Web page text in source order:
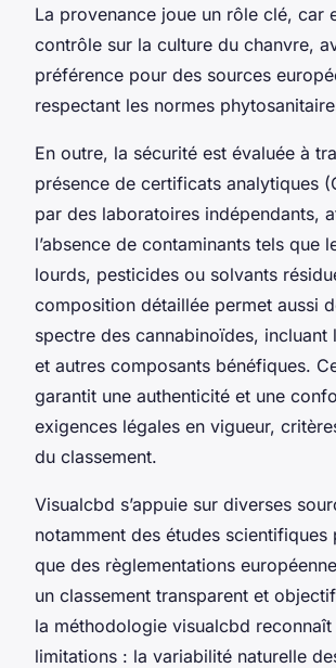
La provenance joue un rôle clé, car
contrôle sur la culture du chanvre,
préférence pour des sources
respectant les normes
En outre, la sécurité est évaluée à
présence de certificats analytiques
par des laboratoires indépendants,
l’absence de contaminants tels que
lourds, pesticides ou solvants
composition détaillée permet aussi
spectre des cannabinoïdes, incluant
et autres composants bénéfiques.
garantit une authenticité et une
exigences légales en vigueur,
du classement.
Visualcbd s’appuie sur diverses
notamment des études scientifiques
que des règlementations
un classement transparent et
la méthodologie visualcbd reconnaît
limitations : la variabilité naturelle